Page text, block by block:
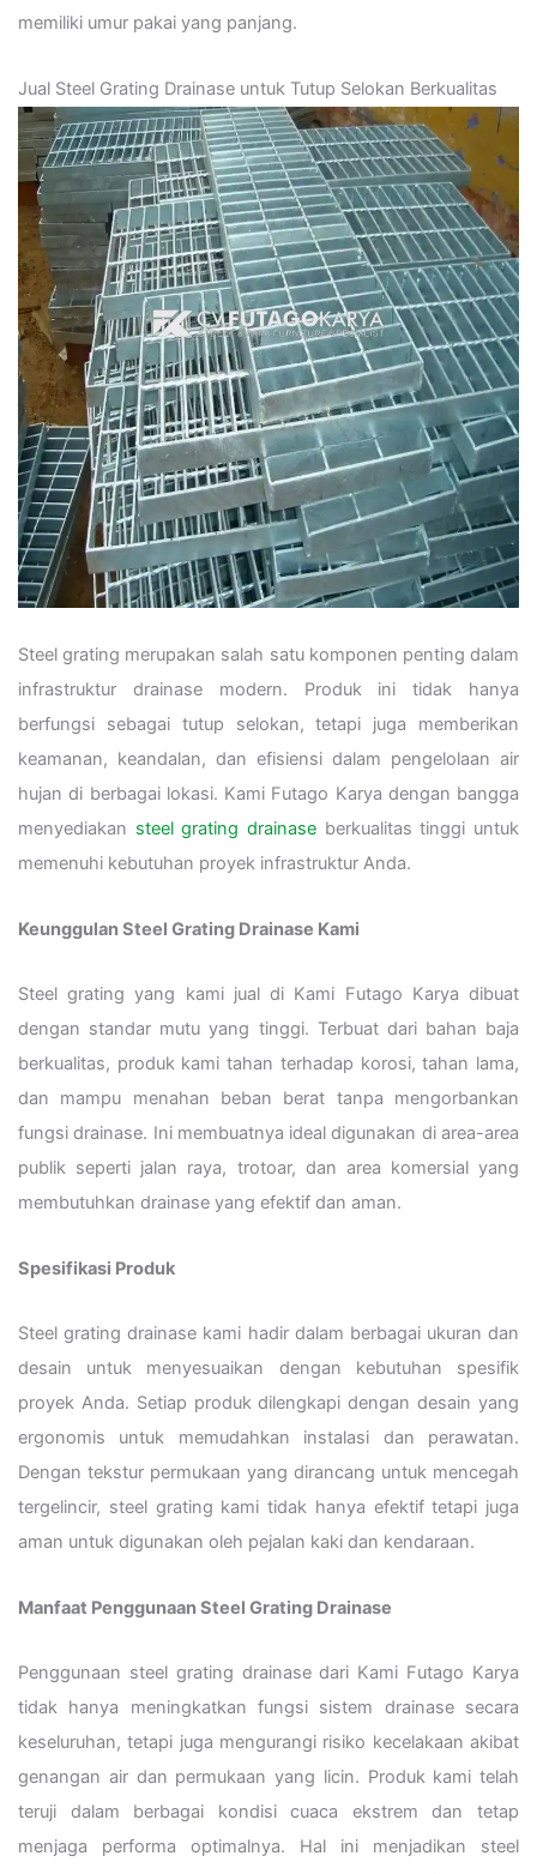
memiliki umur pakai yang panjang.
Jual Steel Grating Drainase untuk Tutup Selokan Berkualitas
Steel grating merupakan salah satu komponen penting dalam
infrastruktur drainase modern. Produk ini tidak hanya
berfungsi sebagai tutup selokan, tetapi juga memberikan
keamanan, keandalan, dan efisiensi dalam pengelolaan air
hujan di berbagai lokasi. Kami Futago Karya dengan bangga
menyediakan steel grating drainase berkualitas tinggi untuk
memenuhi kebutuhan proyek infrastruktur Anda.
Keunggulan Steel Grating Drainase Kami
Steel grating yang kami jual di Kami Futago Karya dibuat
dengan standar mutu yang tinggi. Terbuat dari bahan baja
berkualitas, produk kami tahan terhadap korosi, tahan lama,
dan mampu menahan beban berat tanpa mengorbankan
fungsi drainase. Ini membuatnya ideal digunakan di area-area
publik seperti jalan raya, trotoar, dan area komersial yang
membutuhkan drainase yang efektif dan aman.
Spesifikasi Produk
Steel grating drainase kami hadir dalam berbagai ukuran dan
desain untuk menyesuaikan dengan kebutuhan spesifik
proyek Anda. Setiap produk dilengkapi dengan desain yang
ergonomis untuk memudahkan instalasi dan perawatan.
Dengan tekstur permukaan yang dirancang untuk mencegah
tergelincir, steel grating kami tidak hanya efektif tetapi juga
aman untuk digunakan oleh pejalan kaki dan kendaraan.
Manfaat Penggunaan Steel Grating Drainase
Penggunaan steel grating drainase dari Kami Futago Karya
tidak hanya meningkatkan fungsi sistem drainase secara
keseluruhan, tetapi juga mengurangi risiko kecelakaan akibat
genangan air dan permukaan yang licin. Produk kami telah
teruji dalam berbagai kondisi cuaca ekstrem dan tetap
menjaga performa optimalnya. Hal ini menjadikan steel